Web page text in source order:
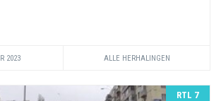
2023 ALLE HERHALINGEN
RTL 7